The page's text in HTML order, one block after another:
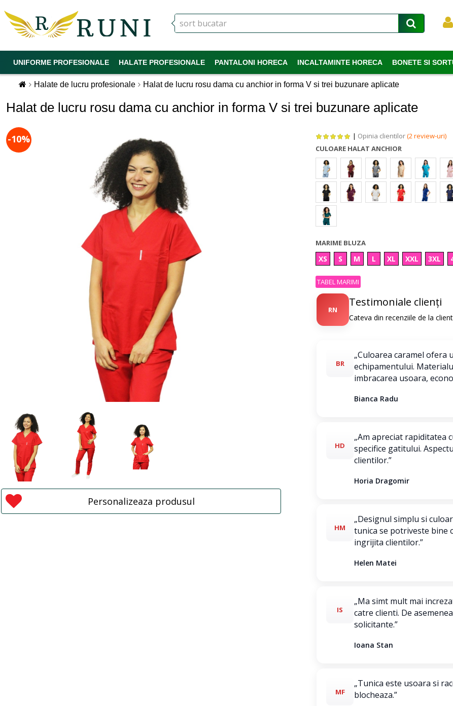
UNIFORME PROFESIONALE HALATE PROFESIONALE PANTALONI HORECA INCALTAMINTE HORECA BONETE SI
Halate de lucru profesionale Halat de lucru rosu dama cu anchior in forma V si trei buzunare aplicate
Halat de lucru rosu dama cu anchior in forma V si trei buzunare aplicate
-10%
Personalizeaza produsul
| Opinia clientilor(2 review-uri)
CULOARE HALAT ANCHIOR
MARIME BLUZA
XS S M L XL XXL 3XL
TABEL MARIMI
RN
Testimoniale clienți
Cateva din recenziile de la
BR
„Culoarea caramel ofera
echipamentului.
imbracarea usoara,
Bianca Radu
HD
„Am apreciat rapiditatea
specifice gatitului.
clientilor.”
Horia Dragomir
HM
„Designul simplu si
tunica se potriveste bine
ingrijita clientilor.”
Helen Matei
IS
„Ma simt mult mai
catre clienti. De
solicitante.”
Ioana Stan
MF
„Tunica este usoara si
blocheaza.”